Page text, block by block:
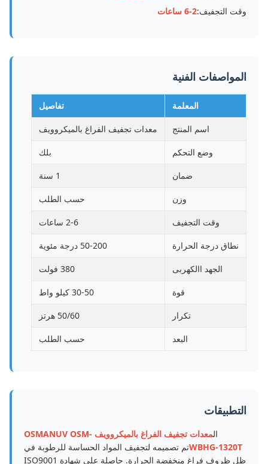
وقت التجفيف:2-6 ساعات
المواصفات الفنية
المعلمة تفاصيل
اسم المنتج معدات تجفيف الفراغ بالميكروويف
وضع التحكم بلك
ضمان 1 سنة
وزن حسب الطلب
وقت التجفيف 2-6 ساعات
نطاق درجة الحرارة 50-200 درجة مئوية
الجهد االكهربى 380 فولت
قوة 30-50 كيلو واط
تكرار 50/60 هرتز
البعد حسب الطلب
التطبيقات
ال
معدات تجفيف الفراغ بالميكروويف OSMANUV OSM-
WBHG-1320Tتم تصميمه لتجفيف المواد الحساسة للرطوبة في
ظل ظروف فراغ منخفضة الحرارة. حاصلة على شهادة ISO9001